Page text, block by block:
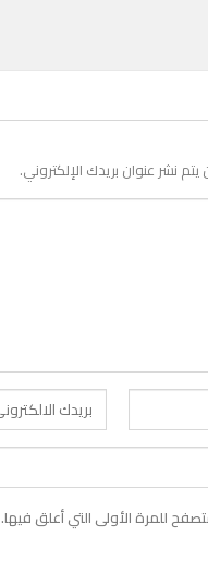
يتم نشر عنوان بريدك الإلكتروني.
للمرة الأولى التي أعلق فيها.